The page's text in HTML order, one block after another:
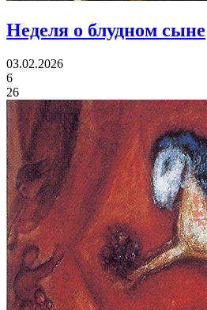
Неделя о блудном сыне
03.02.2026
6
26